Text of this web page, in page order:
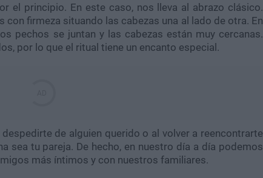
el principio. En este caso, nos lleva al abrazo clásico.
firmeza situando las cabezas una al lado de otra. En
pechos se juntan y las cabezas están muy cercanas.
por lo que el ritual tiene un encanto especial.
de alguien querido o al volver a reencontrarte
sea tu pareja. De hecho, en nuestro día a día podemos
más íntimos y con nuestros familiares.